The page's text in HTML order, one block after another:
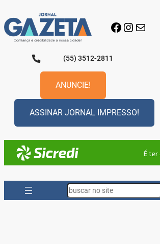
para
o
conteúdo
Facebook
E-mail
(55) 3512-2811
ANUNCIE!
ASSINAR JORNAL IMPRESSO!
Search